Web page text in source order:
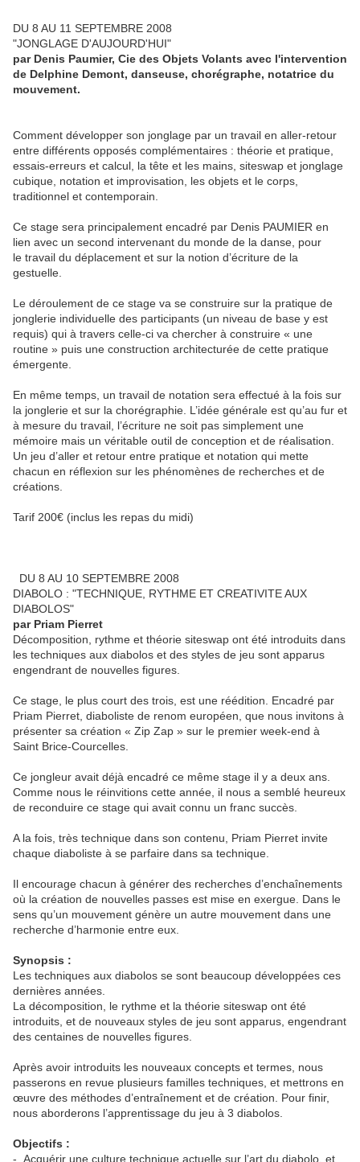
DU 8 AU 11 SEPTEMBRE 2008
"JONGLAGE D'AUJOURD'HUI"
par Denis Paumier, Cie des Objets Volants avec l'intervention
de Delphine Demont, danseuse, chorégraphe, notatrice du
mouvement.
Comment développer son jonglage par un travail en aller-retour
entre différents opposés complémentaires : théorie et pratique,
essais-erreurs et calcul, la tête et les mains, siteswap et jonglage
cubique, notation et improvisation, les objets et le corps,
traditionnel et contemporain.
Ce stage sera principalement encadré par Denis PAUMIER en
lien avec un second intervenant du monde de la danse, pour
le travail du déplacement et sur la notion d’écriture de la
gestuelle.
Le déroulement de ce stage va se construire sur la pratique de
jonglerie individuelle des participants (un niveau de base y est
requis) qui à travers celle-ci va chercher à construire « une
routine » puis une construction architecturée de cette pratique
émergente.
En même temps, un travail de notation sera effectué à la fois sur
la jonglerie et sur la chorégraphie. L’idée générale est qu’au fur et
à mesure du travail, l’écriture ne soit pas simplement une
mémoire mais un véritable outil de conception et de réalisation.
Un jeu d’aller et retour entre pratique et notation qui mette
chacun en réflexion sur les phénomènes de recherches et de
créations.
Tarif 200€ (inclus les repas du midi)
DU 8 AU 10 SEPTEMBRE 2008
DIABOLO : "TECHNIQUE, RYTHME ET CREATIVITE AUX
DIABOLOS"
par Priam Pierret
Décomposition, rythme et théorie siteswap ont été introduits dans
les techniques aux diabolos et des styles de jeu sont apparus
engendrant de nouvelles figures.
Ce stage, le plus court des trois, est une réédition. Encadré par
Priam Pierret, diaboliste de renom européen, que nous invitons à
présenter sa création « Zip Zap » sur le premier week-end à
Saint Brice-Courcelles.
Ce jongleur avait déjà encadré ce même stage il y a deux ans.
Comme nous le réinvitions cette année, il nous a semblé heureux
de reconduire ce stage qui avait connu un franc succès.
A la fois, très technique dans son contenu, Priam Pierret invite
chaque diaboliste à se parfaire dans sa technique.
Il encourage chacun à générer des recherches d’enchaînements
où la création de nouvelles passes est mise en exergue. Dans le
sens qu’un mouvement génère un autre mouvement dans une
recherche d’harmonie entre eux.
Synopsis :
Les techniques aux diabolos se sont beaucoup développées ces
dernières années.
La décomposition, le rythme et la théorie siteswap ont été
introduits, et de nouveaux styles de jeu sont apparus, engendrant
des centaines de nouvelles figures.
Après avoir introduits les nouveaux concepts et termes, nous
passerons en revue plusieurs familles techniques, et mettrons en
œuvre des méthodes d’entraînement et de création. Pour finir,
nous aborderons l’apprentissage du jeu à 3 diabolos.
Objectifs :
- Acquérir une culture technique actuelle sur l’art du diabolo, et